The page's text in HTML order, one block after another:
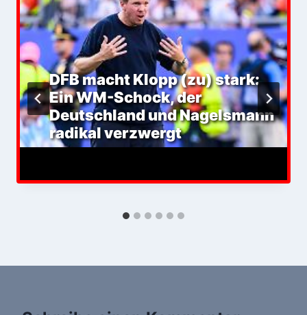
DFB macht Klopp (zu) stark:
Ein WM-Schock, der
Deutschland und Nagelsmann
radikal verzwergt